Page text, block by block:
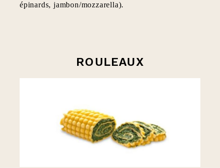
épinards, jambon/mozzarella).
ROULEAUX